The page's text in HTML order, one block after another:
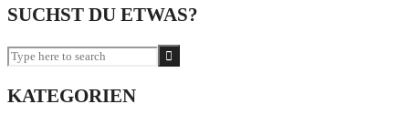
SUCHST DU ETWAS?
KATEGORIEN